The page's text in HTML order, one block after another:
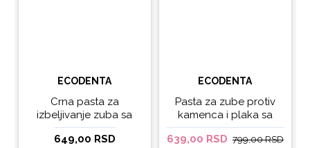
ECODENTA
Crna pasta za
izbeljivanje zuba sa
ukusom narandže
Ecodenta 100 ml
649,00 RSD
ECODENTA
Pasta za zube protiv
kamenca i plaka sa
kokosovim uljem
Ecodenta ORGANIC
639,00 RSD 799,00 RSD